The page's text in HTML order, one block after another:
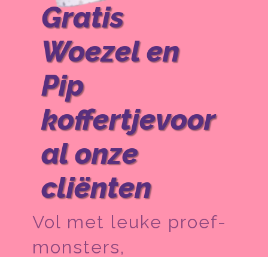
Gratis
Woezel en
Pip
koffertjevoor
al onze
cliënten
Vol met leuke proef-
monsters,